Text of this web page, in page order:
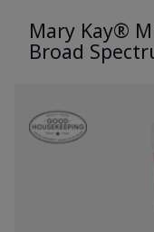
Mary Kay®
Broad